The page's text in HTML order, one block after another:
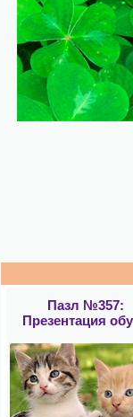
Пазл №357:
Презентация